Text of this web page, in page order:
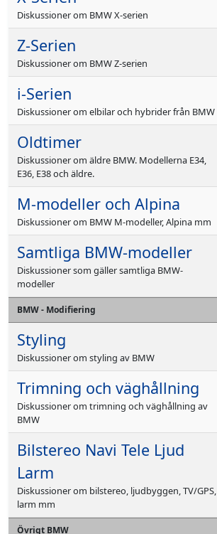
Diskussioner om BMW X-serien
Z-Serien
Diskussioner om BMW Z-serien
i-Serien
Diskussioner om elbilar och hybrider från BMW
Oldtimer
Diskussioner om äldre BMW. Modellerna E34,
E36, E38 och äldre.
M-modeller och Alpina
Diskussioner om BMW M-modeller, Alpina mm
Samtliga BMW-modeller
Diskussioner som gäller samtliga BMW-
modeller
BMW - Modifiering
Styling
Diskussioner om styling av BMW
Trimning och väghållning
Diskussioner om trimning och väghållning av
BMW
Bilstereo Navi Tele Ljud
Larm
Diskussioner om bilstereo, ljudbyggen, TV/GPS,
larm mm
Övrigt BMW